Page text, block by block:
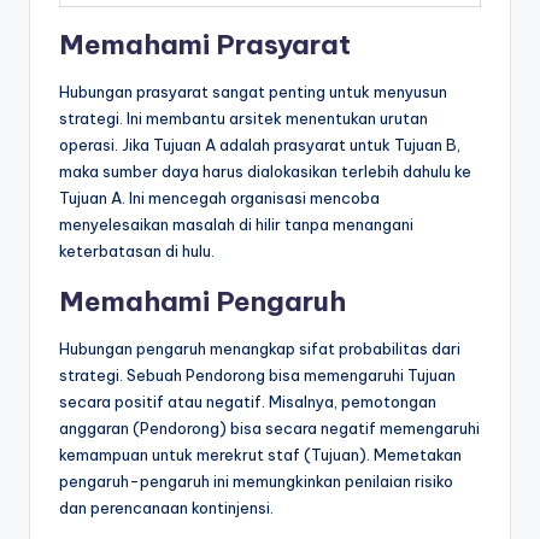
Memahami Prasyarat
Hubungan prasyarat sangat penting untuk menyusun
strategi. Ini membantu arsitek menentukan urutan
operasi. Jika Tujuan A adalah prasyarat untuk Tujuan B,
maka sumber daya harus dialokasikan terlebih dahulu ke
Tujuan A. Ini mencegah organisasi mencoba
menyelesaikan masalah di hilir tanpa menangani
keterbatasan di hulu.
Memahami Pengaruh
Hubungan pengaruh menangkap sifat probabilitas dari
strategi. Sebuah Pendorong bisa memengaruhi Tujuan
secara positif atau negatif. Misalnya, pemotongan
anggaran (Pendorong) bisa secara negatif memengaruhi
kemampuan untuk merekrut staf (Tujuan). Memetakan
pengaruh-pengaruh ini memungkinkan penilaian risiko
dan perencanaan kontinjensi.